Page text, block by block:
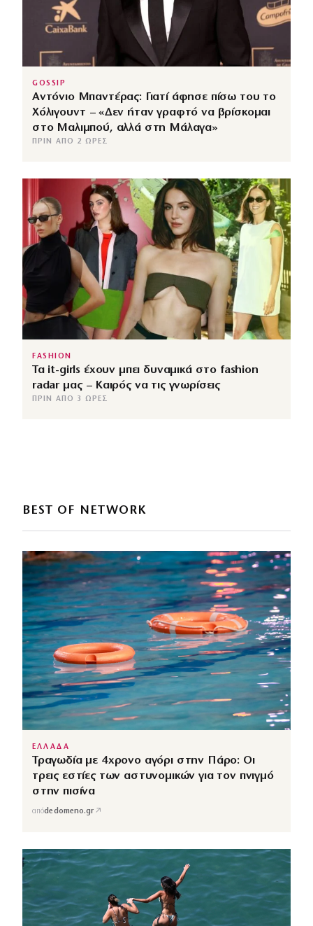
GOSSIP
Αντόνιο Μπαντέρας: Γιατί άφησε πίσω του το
Χόλιγουντ – «Δεν ήταν γραφτό να βρίσκομαι
στο Μαλιμπού, αλλά στη Μάλαγα»
ΠΡΙΝ ΑΠΌ 2 ΏΡΕΣ
FASHION
Τα it-girls έχουν μπει δυναμικά στο fashion
radar μας – Καιρός να τις γνωρίσεις
ΠΡΙΝ ΑΠΌ 3 ΏΡΕΣ
BEST OF NETWORK
ΕΛΛΑΔΑ
Τραγωδία με 4χρονο αγόρι στην Πάρο: Οι
τρεις εστίες των αστυνομικών για τον πνιγμό
στην πισίνα
απόdedomeno.gr ↗